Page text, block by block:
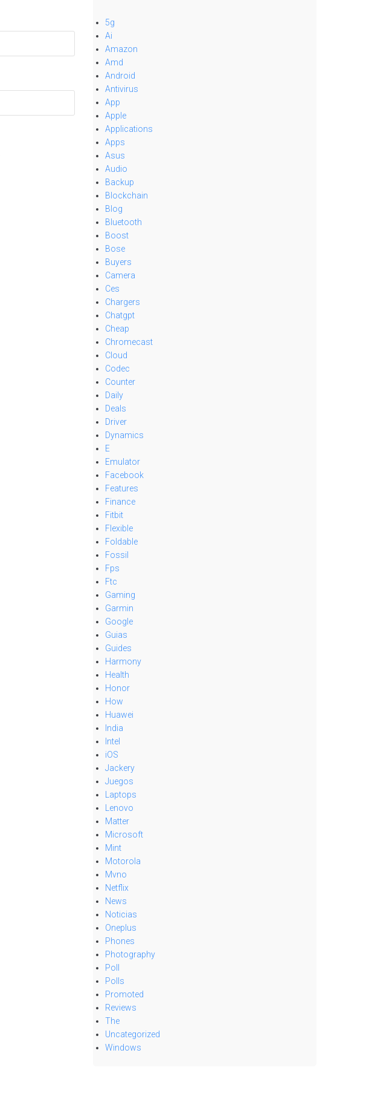
5g
Ai
Amazon
Amd
Android
Antivirus
App
Apple
Applications
Apps
Asus
Audio
Backup
Blockchain
Blog
Bluetooth
Boost
Bose
Buyers
Camera
Ces
Chargers
Chatgpt
Cheap
Chromecast
Cloud
Codec
Counter
Daily
Deals
Driver
Dynamics
E
Emulator
Facebook
Features
Finance
Fitbit
Flexible
Foldable
Fossil
Fps
Ftc
Gaming
Garmin
Google
Guias
Guides
Harmony
Health
Honor
How
Huawei
India
Intel
iOS
Jackery
Juegos
Laptops
Lenovo
Matter
Microsoft
Mint
Motorola
Mvno
Netflix
News
Noticias
Oneplus
Phones
Photography
Poll
Polls
Promoted
Reviews
The
Uncategorized
Windows